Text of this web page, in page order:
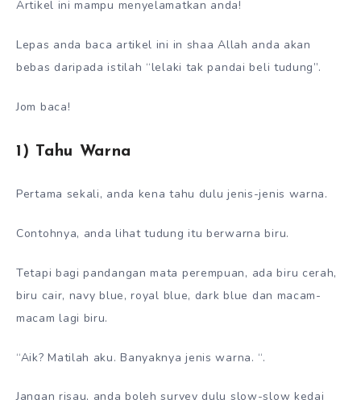
Artikel ini mampu menyelamatkan anda!
Lepas anda baca artikel ini in shaa Allah anda akan
bebas daripada istilah “lelaki tak pandai beli tudung”.
Jom baca!
1) Tahu Warna
Pertama sekali, anda kena tahu dulu jenis-jenis warna.
Contohnya, anda lihat tudung itu berwarna biru.
Tetapi bagi pandangan mata perempuan, ada biru cerah,
biru cair, navy blue, royal blue, dark blue dan macam-
macam lagi biru.
“Aik? Matilah aku. Banyaknya jenis warna. “.
Jangan risau, anda boleh survey dulu slow-slow kedai